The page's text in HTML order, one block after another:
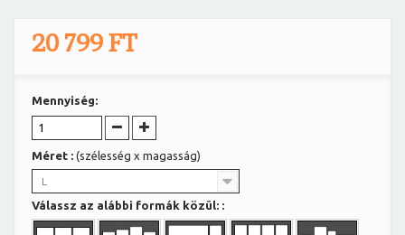
20 799 FT
Mennyiség:
Méret : (szélesség x magasság)
L
Válassz az alábbi formák közül: :